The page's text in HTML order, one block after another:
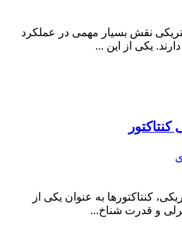
نقش بسیار مهمی در عملکرد
یکی از این ...
کنتاکتورها به عنوان یکی از
و قدرت شناخ...